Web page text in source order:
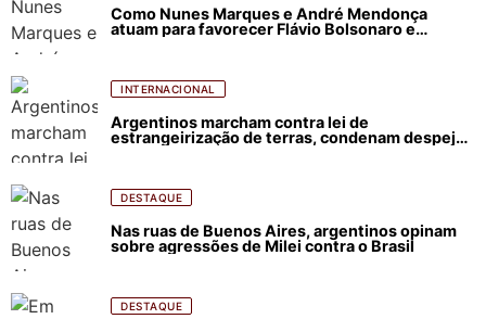
Como Nunes Marques e André Mendonça
atuam para favorecer Flávio Bolsonaro e
INTERNACIONAL
Argentinos marcham contra lei de
estrangeirização de terras, condenam despejos
DESTAQUE
Nas ruas de Buenos Aires, argentinos opinam
sobre agressões de Milei contra o Brasil
DESTAQUE